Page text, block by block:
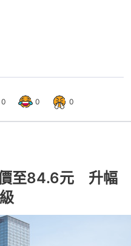
0 0 0
價至84.6元 升幅